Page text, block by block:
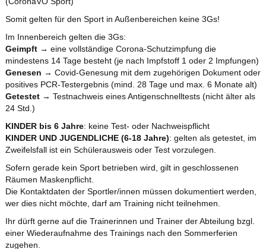
Somit gelten für den Sport in Außenbereichen keine 3Gs!
Im Innenbereich gelten die 3Gs:
Geimpft→ eine vollständige Corona-Schutzimpfung die
mindestens 14 Tage besteht (je nach Impfstoff 1 oder 2 Impfungen)
Genesen → Covid-Genesung mit dem zugehörigen Dokument oder
positives PCR-Testergebnis (mind. 28 Tage und max. 6 Monate alt)
Getestet→ Testnachweis eines Antigenschnelltests (nicht älter als
24 Std.)
KINDER bis 6 Jahre: keine Test- oder Nachweispflicht
KINDER UND JUGENDLICHE (6-18 Jahre): gelten als getestet, im
Zweifelsfall ist ein Schülerausweis oder Test vorzulegen.
Sofern gerade kein Sport betrieben wird, gilt in geschlossenen
Räumen Maskenpflicht.
Die Kontaktdaten der Sportler/innen müssen dokumentiert werden,
wer dies nicht möchte, darf am Training nicht teilnehmen.
Ihr dürft gerne auf die Trainerinnen und Trainer der Abteilung bzgl.
einer Wiederaufnahme des Trainings nach den Sommerferien
zugehen.